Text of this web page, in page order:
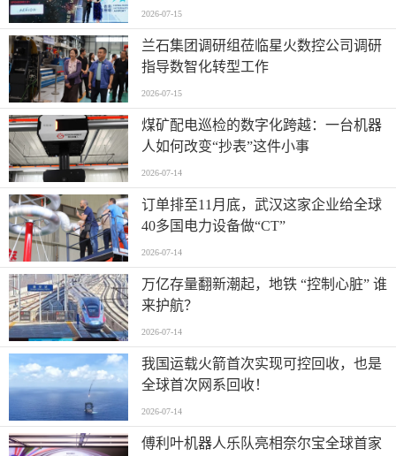
2026-07-15
兰石集团调研组莅临星火数控公司调研
指导数智化转型工作
2026-07-15
煤矿配电巡检的数字化跨越：一台机器
人如何改变“抄表”这件小事
2026-07-14
订单排至11月底，武汉这家企业给全球
40多国电力设备做“CT”
2026-07-14
万亿存量翻新潮起，地铁 “控制心脏” 谁
来护航？
2026-07-14
我国运载火箭首次实现可控回收，也是
全球首次网系回收！
2026-07-14
傅利叶机器人乐队亮相奈尔宝全球首家